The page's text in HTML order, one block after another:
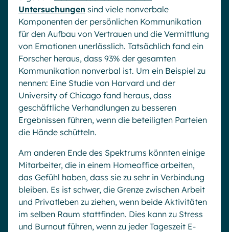
Untersuchungen sind viele nonverbale
Komponenten der persönlichen Kommunikation
für den Aufbau von Vertrauen und die Vermittlung
von Emotionen unerlässlich. Tatsächlich fand ein
Forscher heraus, dass 93% der gesamten
Kommunikation nonverbal ist. Um ein Beispiel zu
nennen: Eine Studie von Harvard und der
University of Chicago fand heraus, dass
geschäftliche Verhandlungen zu besseren
Ergebnissen führen, wenn die beteiligten Parteien
die Hände schütteln.
Am anderen Ende des Spektrums könnten einige
Mitarbeiter, die in einem Homeoffice arbeiten,
das Gefühl haben, dass sie zu sehr in Verbindung
bleiben. Es ist schwer, die Grenze zwischen Arbeit
und Privatleben zu ziehen, wenn beide Aktivitäten
im selben Raum stattfinden. Dies kann zu Stress
und Burnout führen, wenn zu jeder Tageszeit E-